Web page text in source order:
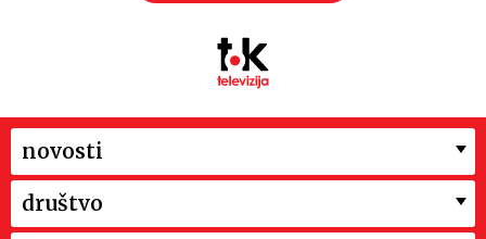
novosti
društvo